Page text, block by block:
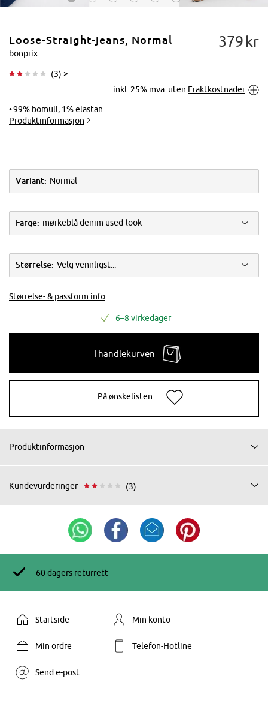
Trykk for å
Loose-Straight-jeans, Normal
bonprix
(3) >
379 kr
inkl. 25% mva. uten Fraktkostnader
99% bomull, 1% elastan
Produktinformasjon
Variant: Normal
Farge: mørkeblå denim used-look
Størrelse: Velg vennligst...
Størrelse- & passform info
6–8 virkedager
I handlekurven
På ønskelisten
Produktinformasjon
Kundevurderinger (3)
60 dagers returrett
Startside Min konto
Min ordre Telefon-Hotline
Send e-post